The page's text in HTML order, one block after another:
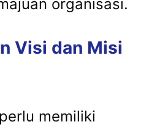
organisasi.
Visi dan Misi
memiliki